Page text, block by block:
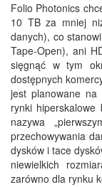
Folio Photonics
10 TB za mniej
danych), co
Tape-Open), ani
sięgnąć w tym
dostępnych
jest planowane
rynki hiperskalowe
nazywa
przechowywania
dysków i tace
niewielkich
zarówno dla rynku